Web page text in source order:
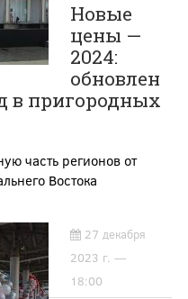
Новые
цены —
2024:
обновлен
в пригородных
часть регионов от
Востока
27 декабря
2023 г. —
18:00